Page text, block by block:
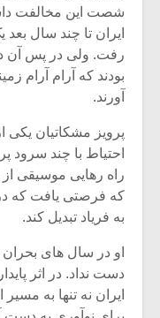
شصت این مخالفت
ایران تا چند سال
رفت. ولی در پس آن
بودند که آرام آرام
آورند.
پرویز مشکاتیان یکی
احتیاط با چند سرود
راه رهایی موسیقی
که فرصتی یافت که
به فریاد تبدیل کند.
او در سال های بحران
دست نداد. در اثر
ایران نه تنها به
متن
شیش
اگر
بدنام